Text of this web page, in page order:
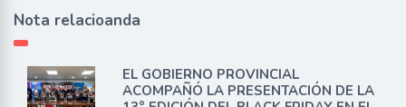
Nota relacioanda
EL GOBIERNO PROVINCIAL
ACOMPAÑÓ LA PRESENTACIÓN DE LA